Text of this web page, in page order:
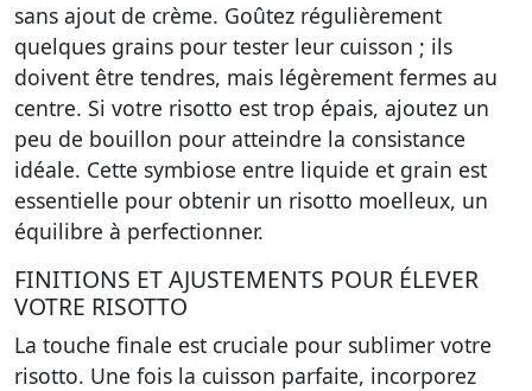
sans ajout de crème. Goûtez régulièrement
quelques grains pour tester leur cuisson ; ils
doivent être tendres, mais légèrement fermes au
centre. Si votre risotto est trop épais, ajoutez un
peu de bouillon pour atteindre la consistance
idéale. Cette symbiose entre liquide et grain est
essentielle pour obtenir un risotto moelleux, un
équilibre à perfectionner.
FINITIONS ET AJUSTEMENTS POUR ÉLEVER
VOTRE RISOTTO
La touche finale est cruciale pour sublimer votre
risotto. Une fois la cuisson parfaite, incorporez